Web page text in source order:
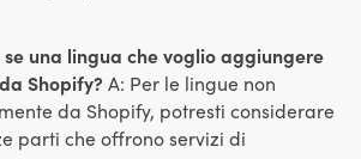
una lingua che voglio aggiungere
Shopify? A: Per le lingue non
da Shopify, potresti considerare
parti che offrono servizi di